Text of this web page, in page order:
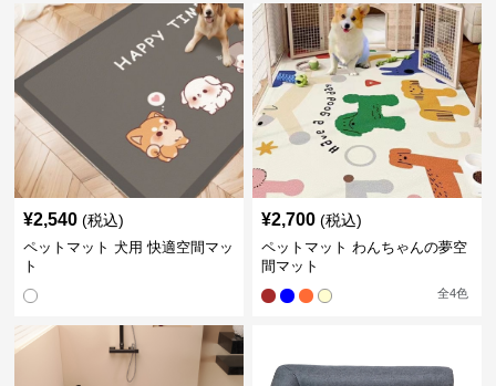
¥2,540 (税込)
ペットマット 犬用 快適空間マッ
ト
¥2,700 (税込)
ペットマット わんちゃんの夢空
間マット
全4色